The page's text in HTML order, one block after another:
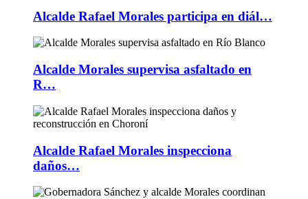
Alcalde Rafael Morales participa en diál…
Alcalde Morales supervisa asfaltado en
R…
Alcalde Rafael Morales inspecciona
daños…